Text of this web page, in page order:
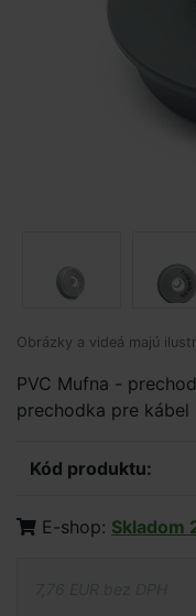
Obrázky a videá majú
PVC Mufna -
prechodka pre kábel
Kód produktu:
E-shop: Skladom